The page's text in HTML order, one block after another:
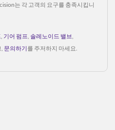
는 각 고객의 요구를 충족시킵니
, 기어 펌프, 솔레노이드 밸브,
문의하기를 주저하지 마세요.